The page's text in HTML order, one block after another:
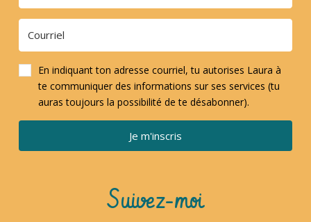
En indiquant ton adresse courriel, tu autorises Laura à
te communiquer des informations sur ses services (tu
auras toujours la possibilité de te désabonner).
Je m'inscris
Suivez-moi